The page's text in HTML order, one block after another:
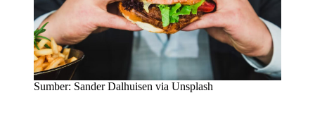
Sumber: Sander Dalhuisen via Unsplash